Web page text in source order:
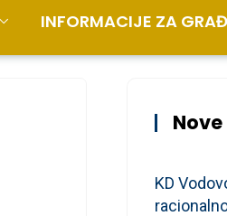
INFORMACIJE ZA
KD